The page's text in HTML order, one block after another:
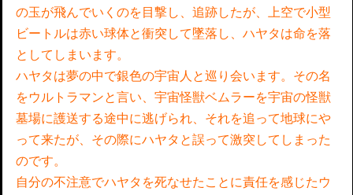
の玉が飛んでいくのを目撃し、追跡したが、上空で小型
ビートルは赤い球体と衝突して墜落し、ハヤタは命を落
としてしまいます。
ハヤタは夢の中で銀色の宇宙人と巡り会います。その名
をウルトラマンと言い、宇宙怪獣ベムラーを宇宙の怪獣
墓場に護送する途中に逃げられ、それを追って地球にや
って来たが、その際にハヤタと誤って激突してしまった
のです。
自分の不注意でハヤタを死なせたことに責任を感じたウ